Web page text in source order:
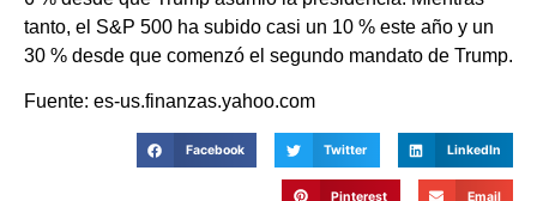
tanto, el S&P 500 ha subido casi un 10 % este año y un
30 % desde que comenzó el segundo mandato de Trump.
Fuente: es-us.finanzas.yahoo.com
Facebook Twitter LinkedIn
Pinterest Email